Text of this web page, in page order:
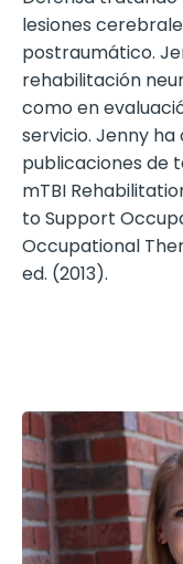
lesiones
postraumático.
rehabilitación
como en
servicio. Jenny
publicaciones de
mTBI
to Support
Occupational
ed. (2013).